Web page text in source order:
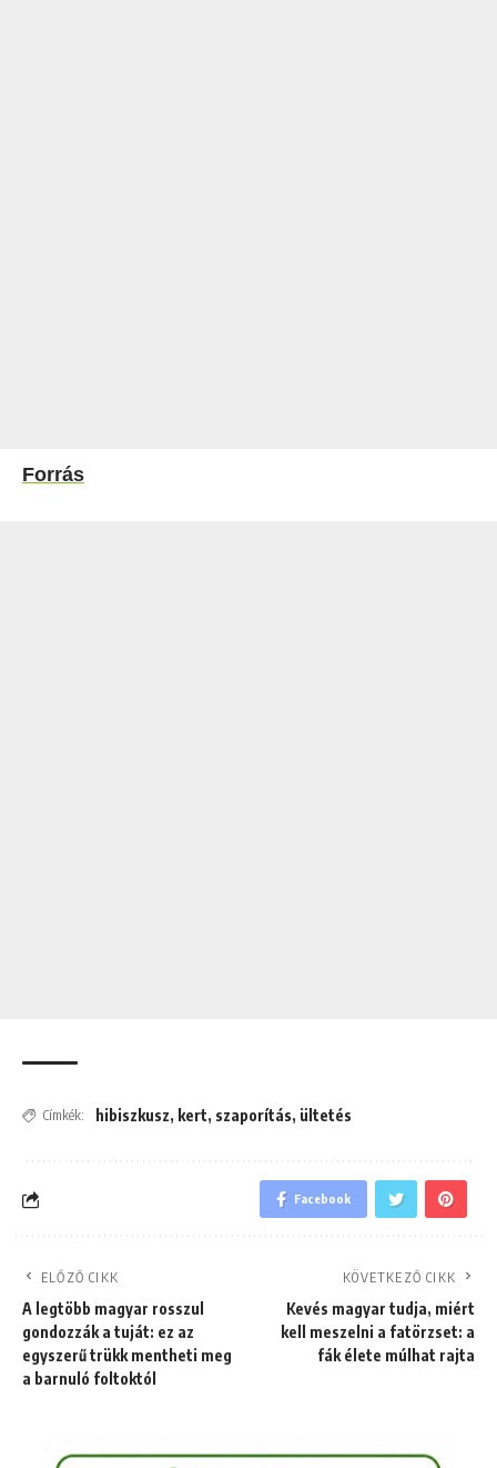
Forrás
Címkék: hibiszkusz, kert, szaporítás, ültetés
Facebook
ELŐZŐ CIKK
A legtöbb magyar rosszul
gondozzák a tuját: ez az
egyszerű trükk mentheti meg
a barnuló foltoktól
KÖVETKEZŐ CIKK
Kevés magyar tudja, miért
kell meszelni a fatörzset: a
fák élete múlhat rajta